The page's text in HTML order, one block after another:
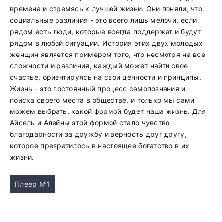
времена и стремясь к лучшей жизни. Они поняли, что
социальные различия - это всего лишь мелочи, если
рядом есть люди, которые всегда поддержат и будут
рядом в любой ситуации. История этих двух молодых
женщин является примером того, что несмотря на все
сложности и различия, каждый может найти свое
счастье, ориентируясь на свои ценности и принципы.
Жизнь - это постоянный процесс самопознания и
поиска своего места в обществе, и только мы сами
можем выбрать, какой формой будет наша жизнь. Для
Айсель и Алейны этой формой стало чувство
благодарности за дружбу и верность друг другу,
которое превратилось в настоящее богатство в их
жизни.
Плеер №1